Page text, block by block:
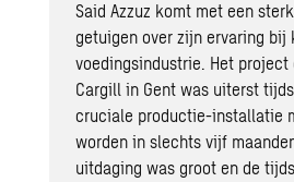
Said Azzuz komt met een
getuigen over zijn ervaring bij
voedingsindustrie. Het
Cargill in Gent was uiterst
cruciale productie-installatie
worden in slechts vijf
uitdaging was groot en de